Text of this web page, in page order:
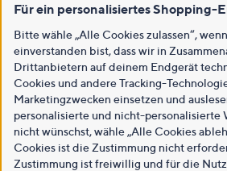
Für ein personalisiertes Shopping-
Bitte wähle „Alle Cookies zulassen“,
einverstanden bist, dass wir in
Drittanbietern auf deinem Endgerät
Cookies und andere Tracking-
Marketingzwecken einsetzen und
personalisierte und nicht-personalisierte
nicht wünschst, wähle „Alle Cookies
Cookies ist die Zustimmung nicht
Zustimmung ist freiwillig und für die